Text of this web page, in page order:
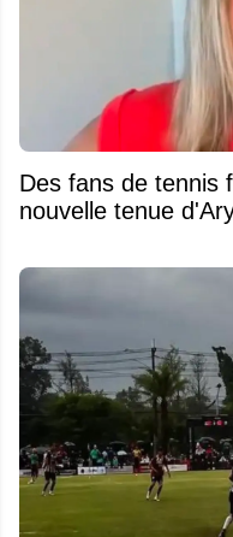
Des fans de tennis
nouvelle tenue